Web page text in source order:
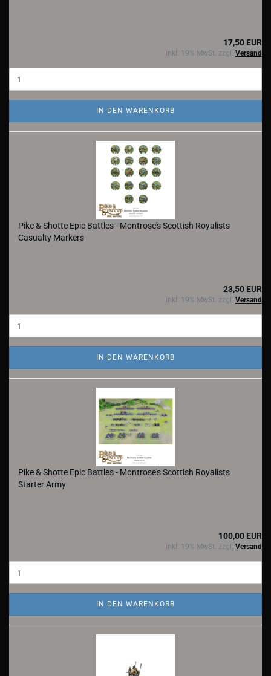
17,50 EUR
inkl. 19% MwSt. zzgl. Versand
IN DEN WARENKORB
Pike & Shotte Epic Battles - Montrose's Scottish Royalists
Casualty Markers
23,50 EUR
inkl. 19% MwSt. zzgl. Versand
IN DEN WARENKORB
Pike & Shotte Epic Battles - Montrose's Scottish Royalists
Starter Army
100,00 EUR
inkl. 19% MwSt. zzgl. Versand
IN DEN WARENKORB